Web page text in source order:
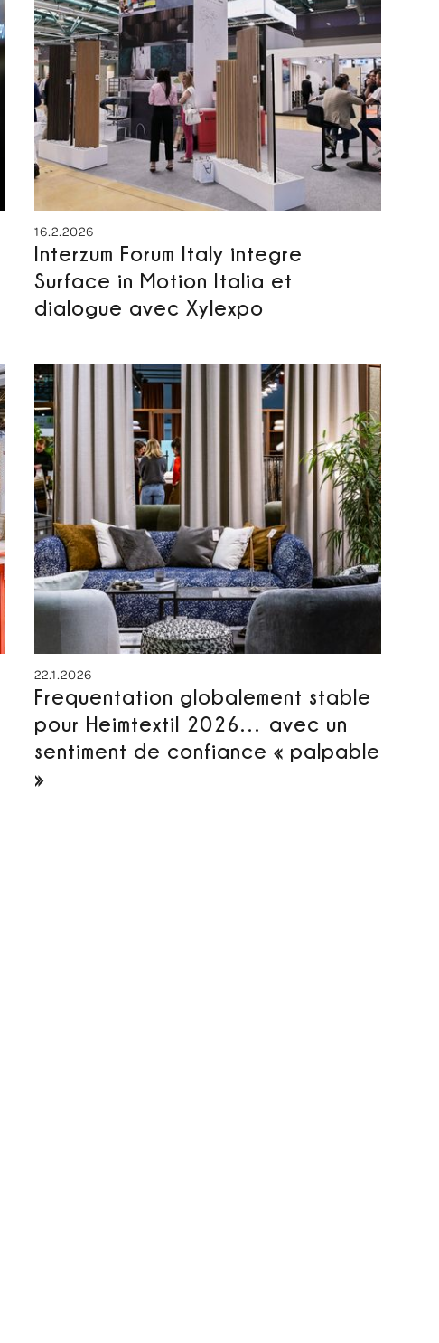
16.2.2026
Interzum Forum Italy integre
Surface in Motion Italia et
dialogue avec Xylexpo
22.1.2026
Frequentation globalement stable
pour Heimtextil 2026… avec un
sentiment de confiance « palpable
»